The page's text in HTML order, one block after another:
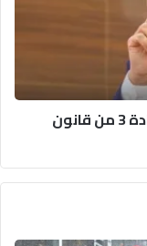
وهبي يحسم الجدل: لا تعديل للمادة 3 من قانون